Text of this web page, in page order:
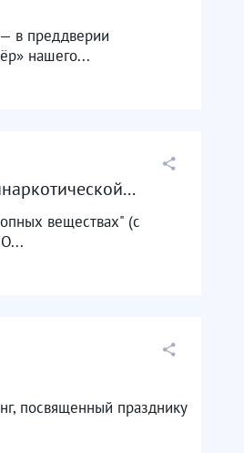
в преддверии
нашего...
веществах" (с
посвященный празднику